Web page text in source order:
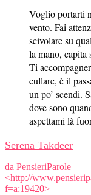
Voglio portarti
vento. Fai
scivolare su
la mano, capita
Ti
cullare, è il
un po’ scendi.
dove sono
aspettami là
Serena Takdeer
da PensieriParole
<http://
f=a:19420>